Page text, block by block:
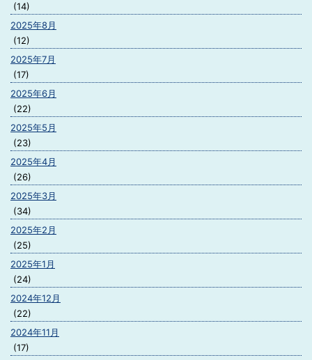
(14)
2025年8月
(12)
2025年7月
(17)
2025年6月
(22)
2025年5月
(23)
2025年4月
(26)
2025年3月
(34)
2025年2月
(25)
2025年1月
(24)
2024年12月
(22)
2024年11月
(17)